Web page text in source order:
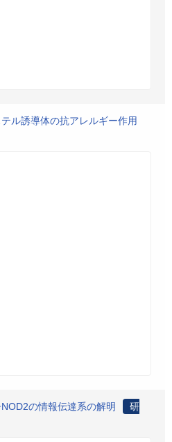
ル誘導体の抗アレルギー作用
の情報伝達系の解明
研